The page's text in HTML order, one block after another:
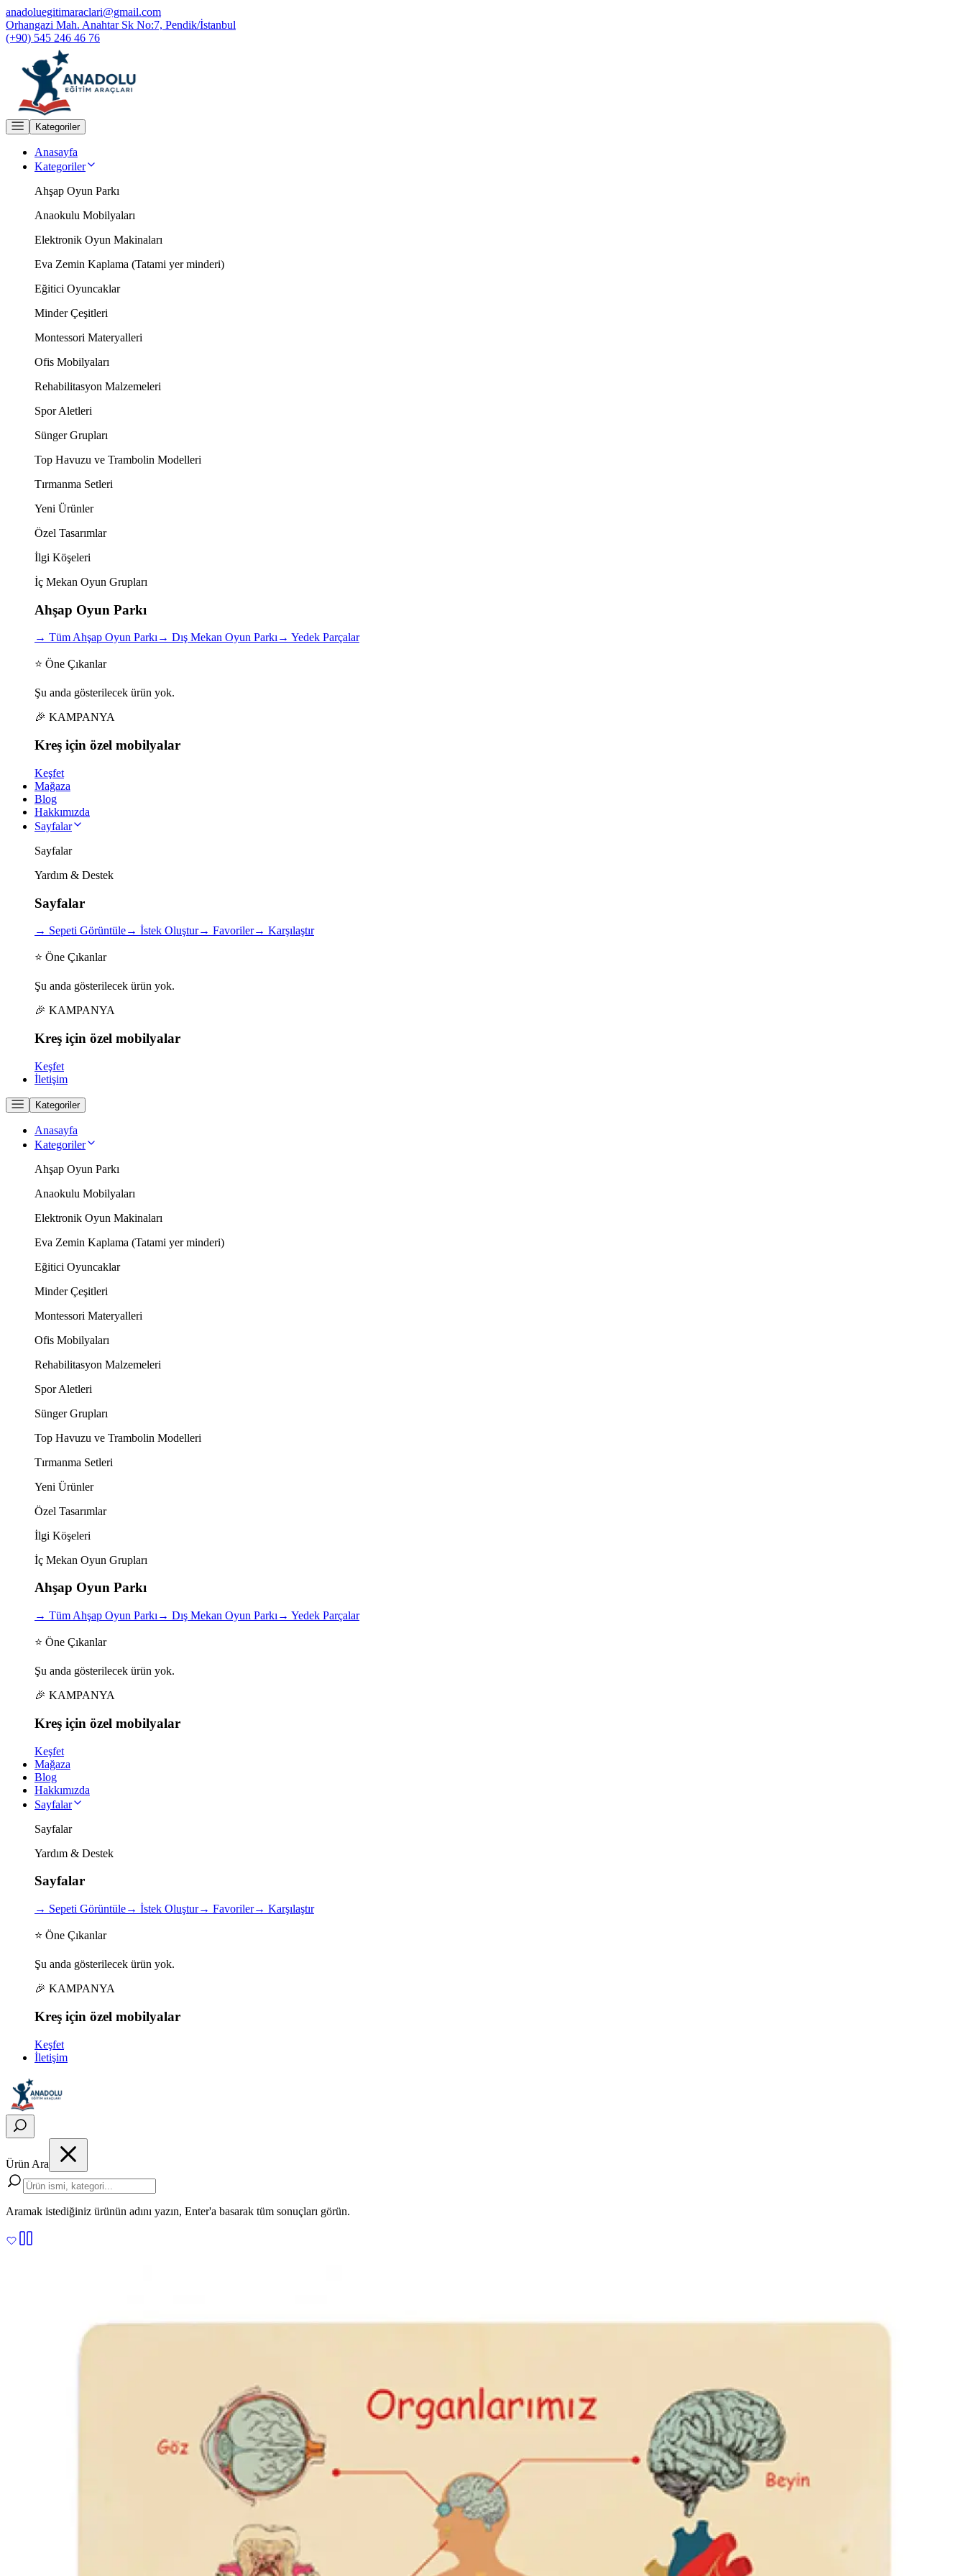
anadoluegitimaraclari@gmail.com
Orhangazi Mah. Anahtar Sk No:7, Pendik/İstanbul
(+90) 545 246 46 76
Kategoriler
Anasayfa
Kategoriler
Ahşap Oyun Parkı
Anaokulu Mobilyaları
Elektronik Oyun Makinaları
Eva Zemin Kaplama (Tatami yer minderi)
Eğitici Oyuncaklar
Minder Çeşitleri
Montessori Materyalleri
Ofis Mobilyaları
Rehabilitasyon Malzemeleri
Spor Aletleri
Sünger Grupları
Top Havuzu ve Trambolin Modelleri
Tırmanma Setleri
Yeni Ürünler
Özel Tasarımlar
İlgi Köşeleri
İç Mekan Oyun Grupları
Ahşap Oyun Parkı
→ Tüm Ahşap Oyun Parkı→ Dış Mekan Oyun Parkı→ Yedek Parçalar
⭐ Öne Çıkanlar
Şu anda gösterilecek ürün yok.
🎉 KAMPANYA
Kreş için özel mobilyalar
Keşfet
Mağaza
Blog
Hakkımızda
Sayfalar
Sayfalar
Yardım & Destek
Sayfalar
→ Sepeti Görüntüle→ İstek Oluştur→ Favoriler→ Karşılaştır
⭐ Öne Çıkanlar
Şu anda gösterilecek ürün yok.
🎉 KAMPANYA
Kreş için özel mobilyalar
Keşfet
İletişim
Kategoriler
Anasayfa
Kategoriler
Ahşap Oyun Parkı
Anaokulu Mobilyaları
Elektronik Oyun Makinaları
Eva Zemin Kaplama (Tatami yer minderi)
Eğitici Oyuncaklar
Minder Çeşitleri
Montessori Materyalleri
Ofis Mobilyaları
Rehabilitasyon Malzemeleri
Spor Aletleri
Sünger Grupları
Top Havuzu ve Trambolin Modelleri
Tırmanma Setleri
Yeni Ürünler
Özel Tasarımlar
İlgi Köşeleri
İç Mekan Oyun Grupları
Ahşap Oyun Parkı
→ Tüm Ahşap Oyun Parkı → Dış Mekan Oyun Parkı → Yedek Parçalar
⭐ Öne Çıkanlar
Şu anda gösterilecek ürün yok.
🎉 KAMPANYA
Kreş için özel mobilyalar
Keşfet
Mağaza
Blog
Hakkımızda
Sayfalar
Sayfalar
Yardım & Destek
Sayfalar
→ Sepeti Görüntüle→ İstek Oluştur→ Favoriler→ Karşılaştır
⭐ Öne Çıkanlar
Şu anda gösterilecek ürün yok.
🎉 KAMPANYA
Kreş için özel mobilyalar
Keşfet
İletişim
Ürün Ara
Aramak istediğiniz ürünün adını yazın, Enter'a basarak tüm sonuçları görün.